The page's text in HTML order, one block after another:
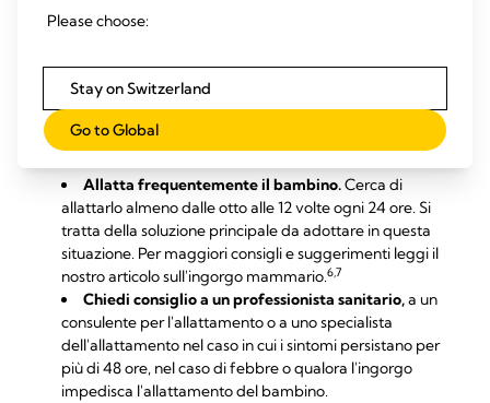
di tutte le attività che avvengono al loro interno: c'è un
per il bambino attaccarsi; tuttavia, questa situazione è solo
temporanea e spesso si risolve in 24-48 ore.
Soluzioni
Allatta frequentemente il bambino.Cerca di
allattarlo almeno dalle otto alle 12 volte ogni 24 ore. Si
tratta della soluzione principale da adottare in questa
situazione. Per maggiori consigli e suggerimenti leggi il
nostro articolo sull'ingorgo mammario.6,7
Chiedi consiglio a un professionista sanitario,a un
consulente per l'allattamento o a uno specialista
dell'allattamento nel caso in cui i sintomi persistano per
più di 48 ore, nel caso di febbre o qualora l'ingorgo
impedisca l'allattamento del bambino.
Please choose:
Stay on Switzerland
Go to Global